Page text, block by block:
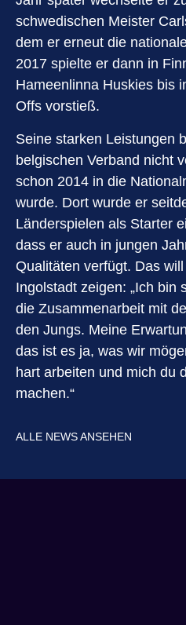
schwedischen Meister
dem er erneut die
2017 spielte er dann in
Hameenlinna Huskies bis
Offs vorstieß.
Seine starken Leistungen
belgischen Verband nicht
schon 2014 in die
wurde. Dort wurde er
Länderspielen als Starter
dass er auch in jungen
Qualitäten verfügt. Das
Ingolstadt zeigen: „Ich bin
die Zusammenarbeit mit
den Jungs. Meine
das ist es ja, was wir
hart arbeiten und mich du
machen.“
ALLE NEWS ANSEHEN